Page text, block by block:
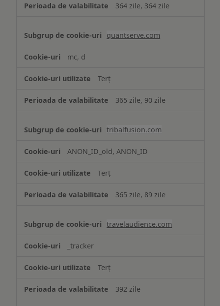
364 zile, 364 zile
quantserve.com
mc, d
Terț
365 zile, 90 zile
tribalfusion.com
ANON_ID_old, ANON_ID
Terț
365 zile, 89 zile
travelaudience.com
_tracker
Terț
392 zile